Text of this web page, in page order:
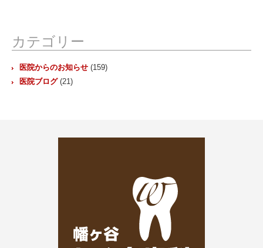
カテゴリー
医院からのお知らせ (159)
医院ブログ(21)